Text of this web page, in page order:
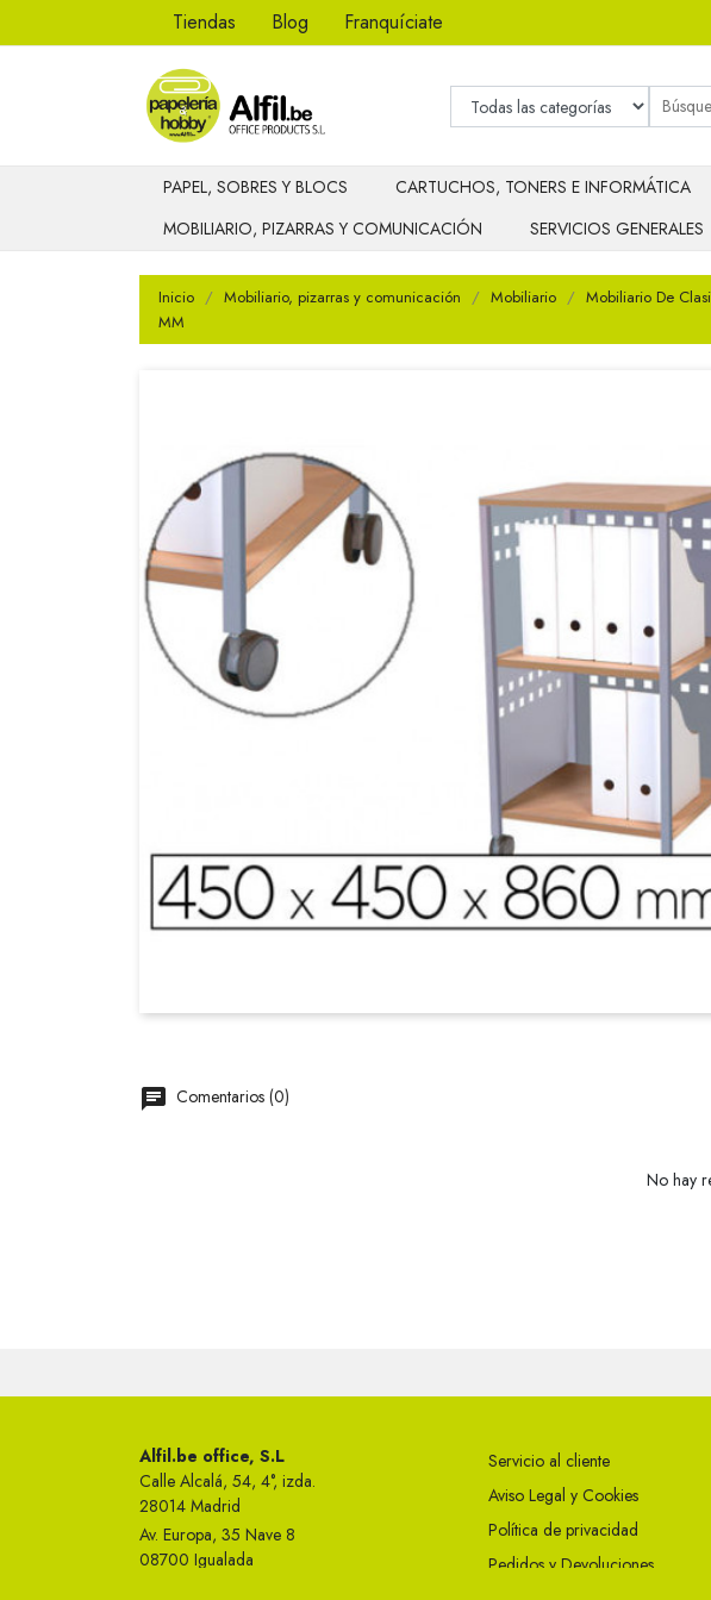
Tiendas Blog Franquíciate
PAPEL, SOBRES Y BLOCS CARTUCHOS, TONERS E INFORMÁTICA
MOBILIARIO, PIZARRAS Y COMUNICACIÓN
SERVICIOS GENERALES
Inicio Mobiliario, pizarras y comunicación Mobiliario Mobiliario De
MM
Comentarios (0)
No hay
Alfil.be office, S.L
Calle Alcalá, 54, 4°, izda.
28014 Madrid
Av. Europa, 35 Nave 8
08700 Igualada
Servicio al cliente
Aviso Legal y Cookies
Política de privacidad
Pedidos y Devoluciones